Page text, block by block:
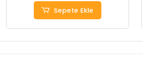
Sepete Ekle